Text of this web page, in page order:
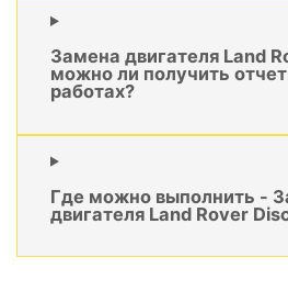
Замена двигателя Land
можно ли получить
работах?
Где можно выполнить -
двигателя Land Rover